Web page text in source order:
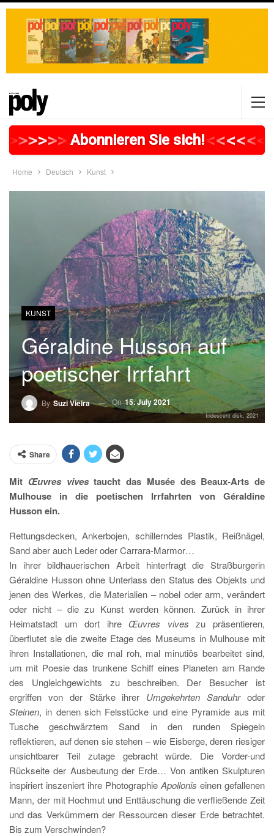
>>>>>>>>>>>>>>>>>
Abonnieren Sie sich!<<<<<<
Home Deutsch Kunst
KUNST
Géraldine Husson auf
poetischer Irrfahrt
By Suzi Vieira On15. July 2021
Iridescent disk, 2021
Share
Mit Œuvres vivestaucht das Musée des Beaux-Arts de
Mulhouse in die poetischen Irrfahrten von Géraldine
Husson ein.
Rettungsdecken, Ankerbojen, schillerndes Plastik, Reißnägel,
Sand aber auch Leder oder Carrara-Marmor…
In ihrer bildhauerischen Arbeit hinterfragt die Straßburgerin
Géraldine Husson ohne Unterlass den Status des Objekts und
jenen des Werkes, die Materialien – nobel oder arm, verändert
oder nicht – die zu Kunst werden können. Zurück in ihrer
Heimatstadt um dort ihreŒuvres vives zu präsentieren,
überflutet sie die zweite Etage des Museums in Mulhouse mit
ihren Installationen, die mal roh, mal minutiös bearbeitet sind,
um mit Poesie das trunkene Schiff eines Planeten am Rande
des Ungleichgewichts zu beschreiben. Der Besucher ist
ergriffen von der Stärke ihrer Umgekehrten Sanduhroder
Steinen, in denen sich Felsstücke und eine Pyramide aus mit
Tusche geschwärztem Sand in den runden Spiegeln
reflektieren, auf denen sie stehen – wie Eisberge, deren riesiger
unsichtbarer Teil zutage gebracht würde. Die Vorder-und
Rückseite der Ausbeutung der Erde… Von antiken Skulpturen
inspiriert inszeniert ihre Photographie Apollonis einen gefallenen
Mann, der mit Hochmut und Enttäuschung die verfließende Zeit
und das Verkümmern der Ressourcen dieser Erde betrachtet.
Bis zum Verschwinden?